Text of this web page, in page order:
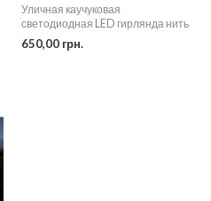
Уличная каучуковая
светодиодная LED гирлянда нить
650,00 грн.